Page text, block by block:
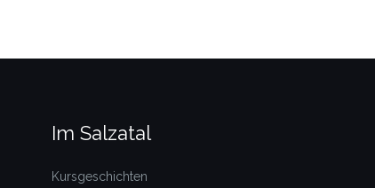
Im Salzatal
Kursgeschichten